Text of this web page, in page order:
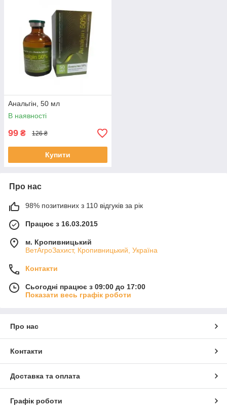
Анальгін, 50 мл
В наявності
99 ₴ 126 ₴
Купити
Про нас
98% позитивних з 110 відгуків за рік
Працює з 16.03.2015
м. Кропивницький
ВетАгроЗахист, Кропивницький, Україна
Контакти
Сьогодні працює з 09:00 до 17:00
Показати весь графік роботи
Про нас
Контакти
Доставка та оплата
Графік роботи